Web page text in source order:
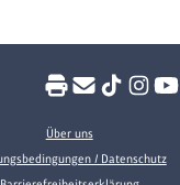
Über uns
/ Datenschutz